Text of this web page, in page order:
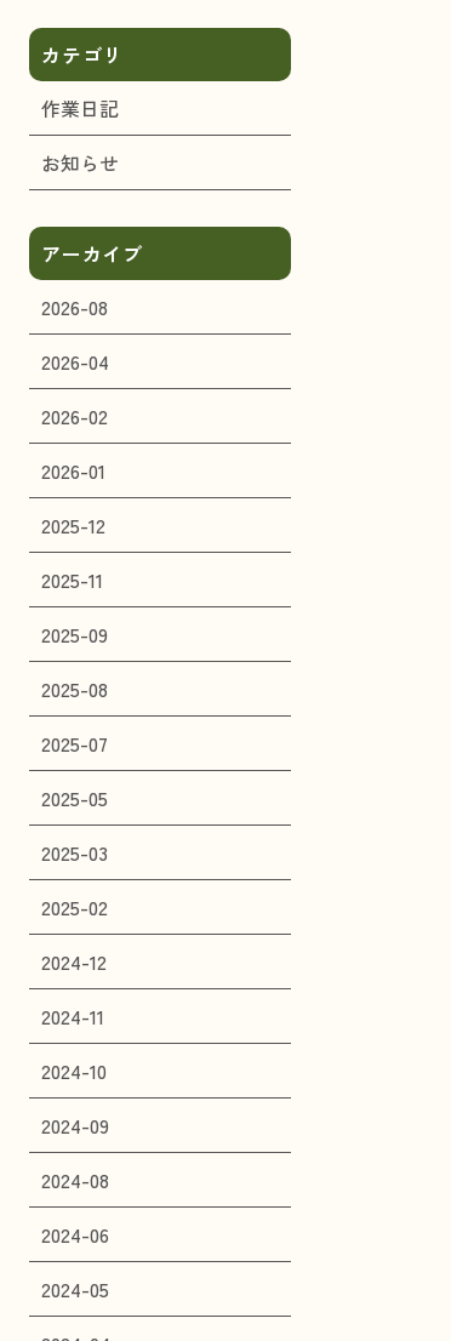
カテゴリ
作業日記
お知らせ
アーカイブ
2026-08
2026-04
2026-02
2026-01
2025-12
2025-11
2025-09
2025-08
2025-07
2025-05
2025-03
2025-02
2024-12
2024-11
2024-10
2024-09
2024-08
2024-06
2024-05